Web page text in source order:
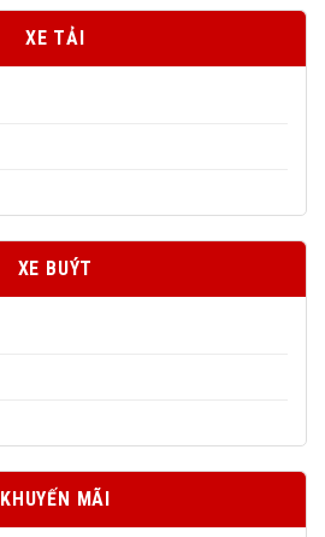
XE TẢI
XE BUÝT
KHUYẾN MÃI